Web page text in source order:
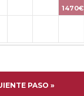
1470€
PASO »